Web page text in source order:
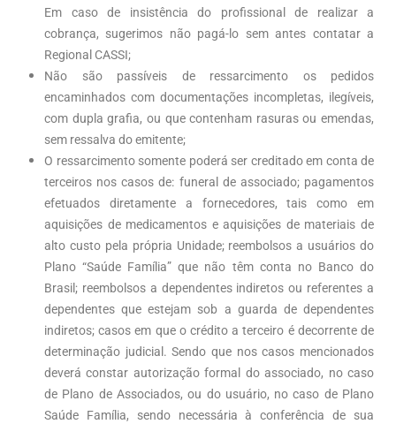
Em caso de insistência do profissional de realizar a
cobrança, sugerimos não pagá-lo sem antes contatar a
Regional CASSI;
Não são passíveis de ressarcimento os pedidos
encaminhados com documentações incompletas, ilegíveis,
com dupla grafia, ou que contenham rasuras ou emendas,
sem ressalva do emitente;
O ressarcimento somente poderá ser creditado em conta de
terceiros nos casos de: funeral de associado; pagamentos
efetuados diretamente a fornecedores, tais como em
aquisições de medicamentos e aquisições de materiais de
alto custo pela própria Unidade; reembolsos a usuários do
Plano “Saúde Família” que não têm conta no Banco do
Brasil; reembolsos a dependentes indiretos ou referentes a
dependentes que estejam sob a guarda de dependentes
indiretos; casos em que o crédito a terceiro é decorrente de
determinação judicial. Sendo que nos casos mencionados
deverá constar autorização formal do associado, no caso
de Plano de Associados, ou do usuário, no caso de Plano
Saúde Família, sendo necessária à conferência de sua